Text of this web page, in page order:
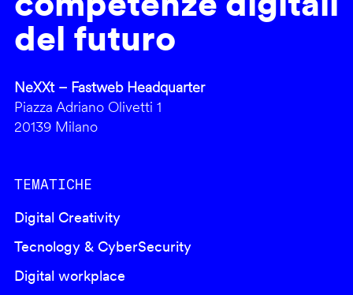
del futuro
NeXXt – Fastweb Headquarter
Piazza Adriano Olivetti 1
20139 Milano
TEMATICHE
Digital Creativity
Tecnology & CyberSecurity
Digital workplace